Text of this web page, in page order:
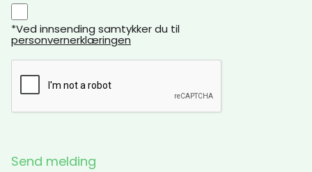
*Ved innsending samtykker du til
personvernerklæringen